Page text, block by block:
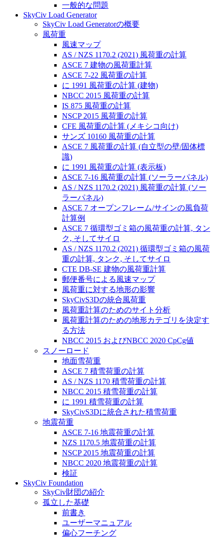
一般的な問題
SkyCiv Load Generator
SkyCiv Load Generatorの概要
風荷重
風速マップ
AS / NZS 1170.2 (2021) 風荷重の計算
ASCE 7 建物の風荷重計算
ASCE 7-22 風荷重の計算
に 1991 風荷重の計算 (建物)
NBCC 2015 風荷重の計算
IS 875 風荷重の計算
NSCP 2015 風荷重の計算
CFE 風荷重の計算 (メキシコ向け)
サンズ 10160 風荷重の計算
ASCE 7 風荷重の計算 (自立型の壁/固体標
識)
に 1991 風荷重の計算 (表示板)
ASCE 7-16 風荷重の計算 (ソーラーパネル)
AS / NZS 1170.2 (2021) 風荷重の計算 (ソー
ラーパネル)
ASCE 7 オープンフレーム/サインの風負荷
計算例
ASCE 7 循環型ゴミ箱の風荷重の計算, タン
ク, そしてサイロ
AS / NZS 1170.2 (2021) 循環型ゴミ箱の風荷
重の計算, タンク, そしてサイロ
CTE DB-SE 建物の風荷重計算
郵便番号による風速マップ
風荷重に対する地形の影響
SkyCivS3Dの統合風荷重
風荷重計算のためのサイト分析
風荷重計算のための地形カテゴリを決定す
る方法
NBCC 2015 およびNBCC 2020 CpCg値
スノーロード
地面雪荷重
ASCE 7 積雪荷重の計算
AS / NZS 1170 積雪荷重の計算
NBCC 2015 積雪荷重の計算
に 1991 積雪荷重の計算
SkyCivS3Dに統合された積雪荷重
地震荷重
ASCE 7-16 地震荷重の計算
NZS 1170.5 地震荷重の計算
NSCP 2015 地震荷重の計算
NBCC 2020 地震荷重の計算
検証
SkyCiv Foundation
SkyCiv財団の紹介
孤立した基礎
前書き
ユーザーマニュアル
偏心フーチング